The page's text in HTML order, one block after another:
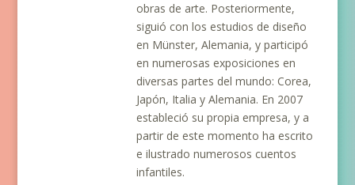
obras de arte. Posteriormente,
siguió con los estudios de diseño
en Münster, Alemania, y participó
en numerosas exposiciones en
diversas partes del mundo: Corea,
Japón, Italia y Alemania. En 2007
estableció su propia empresa, y a
partir de este momento ha escrito
e ilustrado numerosos cuentos
infantiles.